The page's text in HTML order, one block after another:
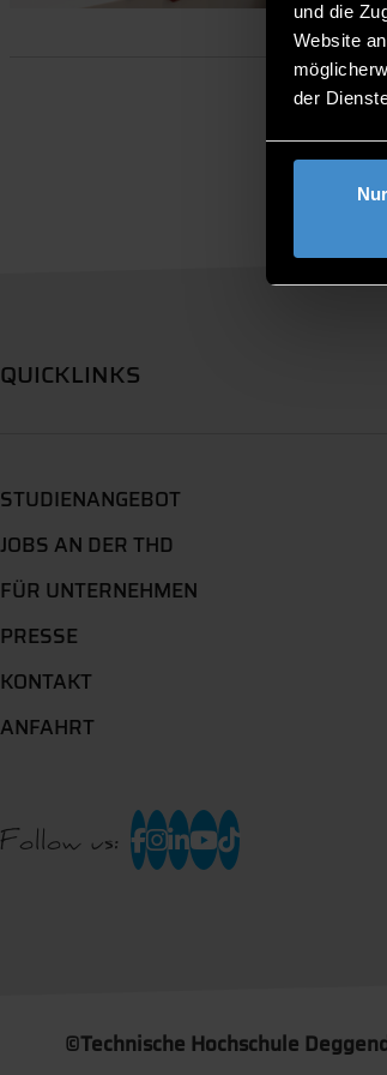
und die
Website
der
QUICKLINKS
STUDIENANGEBOT
JOBS AN DER THD
FÜR UNTERNEHMEN
PRESSE
KONTAKT
ANFAHRT
Follow us:
©Technische Hochschule